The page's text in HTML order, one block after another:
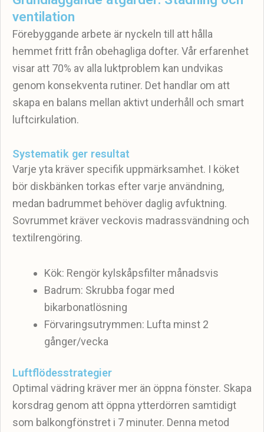
ventilation
Förebyggande arbete är nyckeln till att hålla
hemmet fritt från obehagliga dofter. Vår erfarenhet
visar att 70% av alla luktproblem kan undvikas
genom konsekventa rutiner. Det handlar om att
skapa en balans mellan aktivt underhåll och smart
luftcirkulation.
Systematik ger resultat
Varje yta kräver specifik uppmärksamhet. I köket
bör diskbänken torkas efter varje användning,
medan badrummet behöver daglig avfuktning.
Sovrummet kräver veckovis madrassvändning och
textilrengöring.
Kök: Rengör kylskåpsfilter månadsvis
Badrum: Skrubba fogar med
bikarbonatlösning
Förvaringsutrymmen: Lufta minst 2
gånger/vecka
Luftflödesstrategier
Optimal vädring kräver mer än öppna fönster. Skapa
korsdrag genom att öppna ytterdörren samtidigt
som balkongfönstret i 7 minuter. Denna metod